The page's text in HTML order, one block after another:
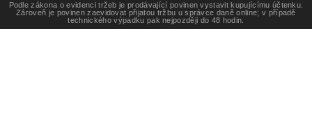
Podle zákona o evidenci tržeb je prodávající povinen vystavit kupujícímu účtenku.
Zároveň je povinen zaevidovat přijatou tržbu u správce daně online; v případě
technického výpadku pak nejpozději do 48 hodin.